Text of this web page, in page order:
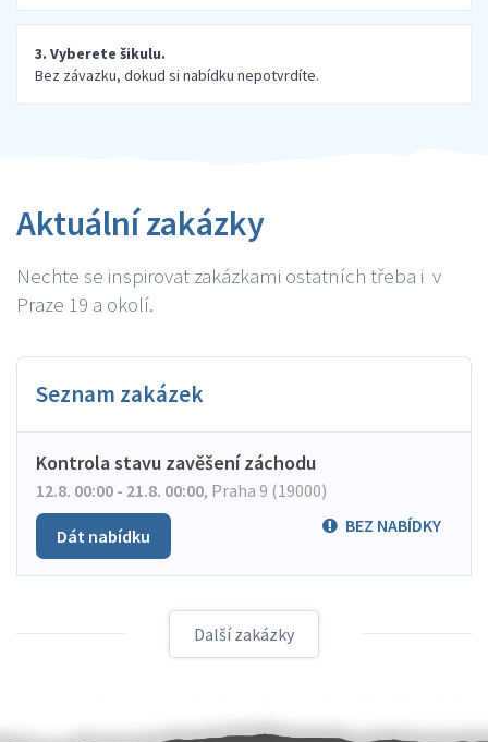
3. Vyberete šikulu.
Bez závazku, dokud si nabídku nepotvrdíte.
Aktuální zakázky
Nechte se inspirovat zakázkami ostatních třeba i v
Praze 19 a okolí.
Seznam zakázek
Kontrola stavu zavěšení záchodu
12.8. 00:00 - 21.8. 00:00, Praha 9 (19000)
BEZ NABÍDKY
Dát nabídku
Další zakázky